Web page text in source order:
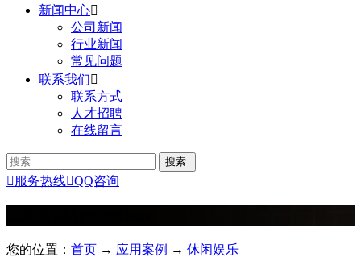
新闻中心
公司新闻
行业新闻
常见问题
联系我们
联系方式
人才招聘
在线留言
 服务热线QQ咨询
您的位置： 首页 → 应用案例 → 休闲娱乐